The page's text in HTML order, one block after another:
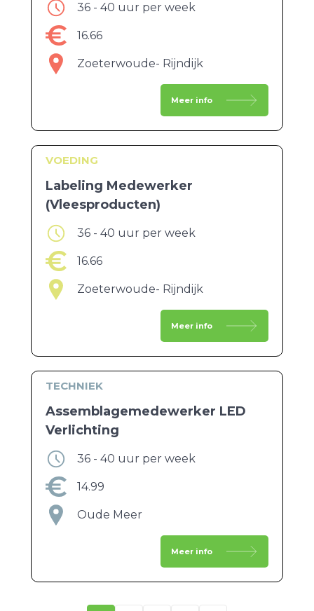
36 - 40 uur per week
16.66
Zoeterwoude- Rijndijk
Meer info
VOEDING
Labeling Medewerker
(Vleesproducten)
36 - 40 uur per week
16.66
Zoeterwoude- Rijndijk
Meer info
TECHNIEK
Assemblagemedewerker LED
Verlichting
36 - 40 uur per week
14.99
Oude Meer
Meer info